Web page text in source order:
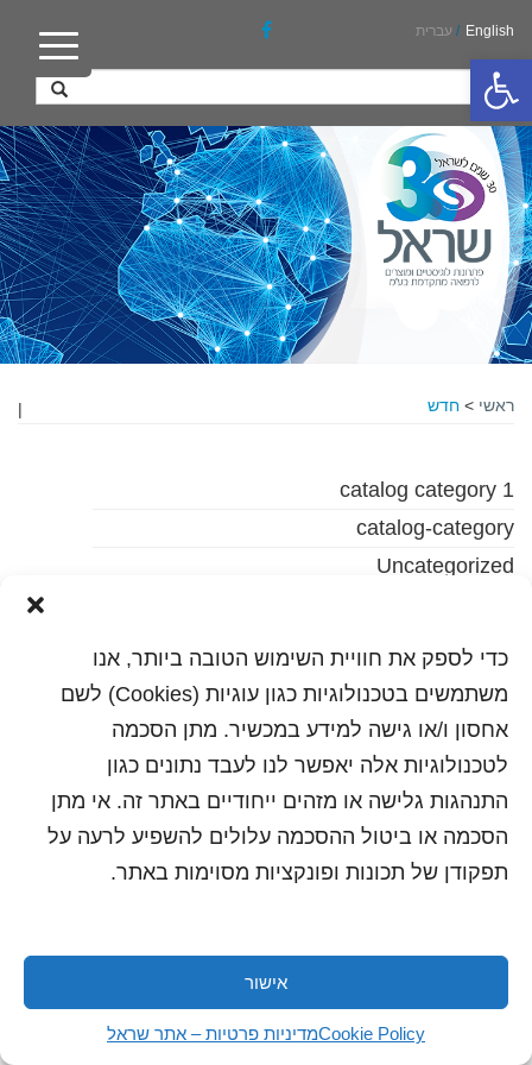
פתח סרגל נגישות
כדי לספק את חוויית השימוש הטובה ביותר, אנו
משתמשים בטכנולוגיות כגון עוגיות (Cookies) לשם
אחסון ו/או גישה למידע במכשיר. מתן הסכמה
לטכנולוגיות אלה יאפשר לנו לעבד נתונים כגון
התנהגות גלישה או מזהים ייחודיים באתר זה. אי מתן
הסכמה או ביטול ההסכמה עלולים להשפיע לרעה על
תפקודן של תכונות ופונקציות מסוימות באתר.
אישור
Cookie Policyמדיניות פרטיות – אתר שראל
English
/ עברית
ראשי > חדש |
catalog category 1
catalog-category
Uncategorized
קטלוג מוצרים בן
קטלוג מוצרים בן שני
"היוצרים"